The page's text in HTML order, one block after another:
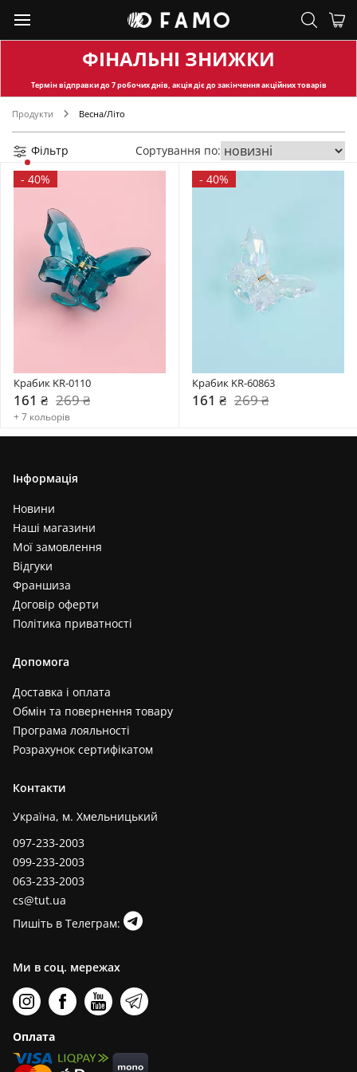
ФІНАЛЬНІ ЗНИЖКИ
Термін відправкидо 7 робочих днів, акція діє до закінчення акційних товарів
Продукти Весна/Літо
Фільтр
Сортування по:
- 40%
Крабик KR-0110
161 ₴ 269 ₴
+ 7 кольорів
- 40%
Крабик KR-60863
161 ₴ 269 ₴
Інформація
Новини
Наші магазини
Мої замовлення
Відгуки
Франшиза
Договір оферти
Політика приватності
Допомога
Доставка і оплата
Обмін та повернення товару
Програма лояльності
Розрахунок сертифікатом
Контакти
Україна, м. Хмельницький
097-233-2003
099-233-2003
063-233-2003
cs@tut.ua
Пишіть в Телеграм:
Ми в соц. мережах
Оплата